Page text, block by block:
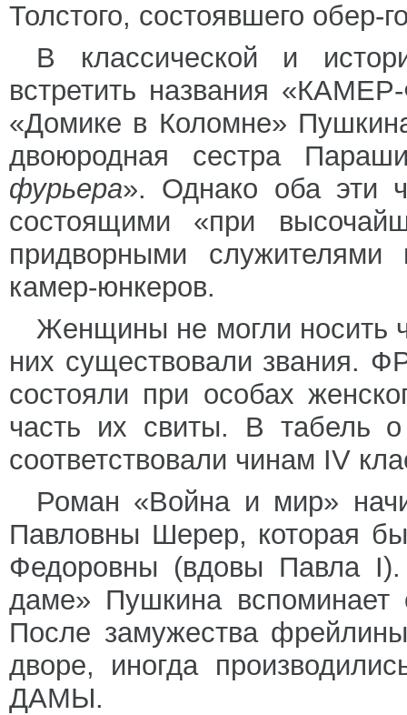
Толстого, состоявшего
В классической и
встретить названия
«Домике в Коломне»
двоюродная сестра
фурьера». Однако оба эти
состоящими «при
придворными
камер-юнкеров.
Женщины не могли носить
них существовали звания.
состояли при особах
часть их свиты. В табель
соответствовали чинам IV
Роман «Война и мир»
Павловны Шерер, которая
Федоровны (вдовы Павла
даме» Пушкина
После замужества
дворе, иногда
ДАМЫ.